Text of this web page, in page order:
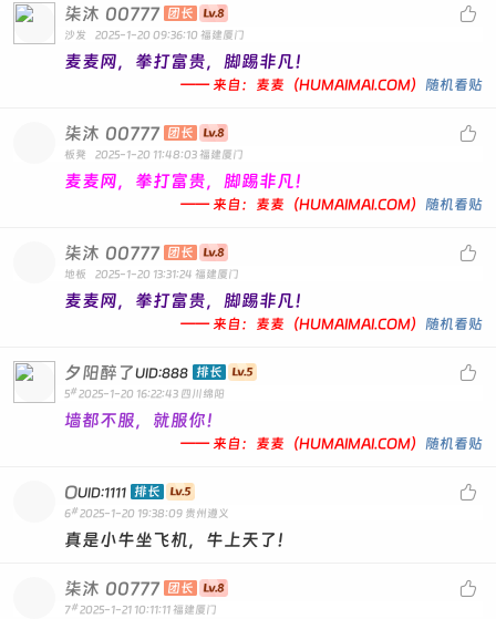

柒沐 00777 团长
沙发 2025-1-20 09:36:10 福建厦门
麦麦网，拳打富贵，脚踢非凡！
—— 来自：麦麦（HUMAIMAI.COM） 随机看贴

柒沐 00777 团长
板凳 2025-1-20 11:48:03 福建厦门
麦麦网，拳打富贵，脚踢非凡！
—— 来自：麦麦（HUMAIMAI.COM） 随机看贴

柒沐 00777 团长
地板 2025-1-20 13:31:24 福建厦门
麦麦网，拳打富贵，脚踢非凡！
—— 来自：麦麦（HUMAIMAI.COM） 随机看贴

夕阳醉了UID:888 排长
5# 2025-1-20 16:22:43 四川绵阳
墙都不服，就服你！
—— 来自：麦麦（HUMAIMAI.COM） 随机看贴

OUID:1111 排长
6# 2025-1-20 19:38:09 贵州遵义
真是小牛坐飞机，牛上天了！

柒沐 00777 团长
7# 2025-1-21 10:11:11 福建厦门